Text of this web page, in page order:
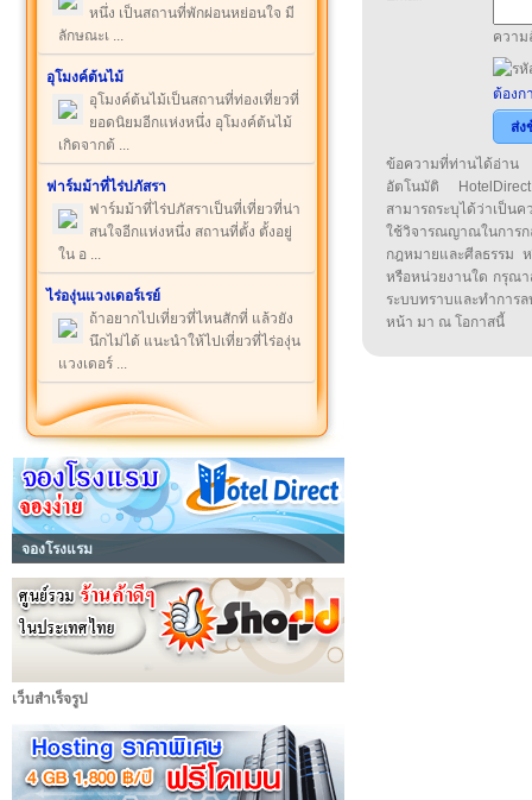
หนึ่ง เป็นสถานที่พักผ่อนหย่อนใจ มี
ลักษณะเ ...
อุโมงค์ต้นไม้
อุโมงค์ต้นไม้เป็นสถานที่ท่องเที่ยวที่
ยอดนิยมอีกแห่งหนึ่ง อุโมงค์ต้นไม้
เกิดจากต้ ...
ฟาร์มม้าที่ไร่ปภัสรา
ฟาร์มม้าที่ไร่ปภัสราเป็นที่เที่ยวที่น่า
สนใจอีกแห่งหนึ่ง สถานที่ตั้ง ตั้งอยู่
ใน อ ...
ไร่องุ่นแวงเดอร์เรย์
ถ้าอยากไปเที่ยวที่ไหนสักที่ แล้วยัง
นึกไม่ได้ แนะนำให้ไปเที่ยวที่ไร่องุ่น
แวงเดอร์ ...
จองโรงแรม
เว็บสำเร็จรูป
ความ
ต้องก
ส่ง
ข้อความที่ท่านได้อ่าน
อัตโนมัติ
สามารถระบุได้ว่าเป็น
ใช้วิจารณญาณในกา
กฎหมายและศีลธรรม
หรือหน่วยงานใด กรุณา
ระบบทราบและทำกา
หน้า มา ณ โอกาสนี้